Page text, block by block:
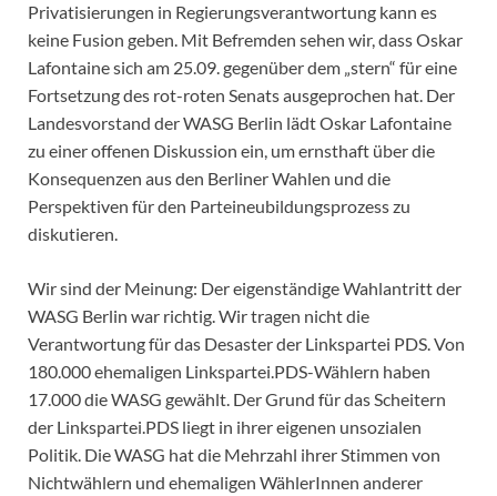
Privatisierungen in Regierungsverantwortung kann es
keine Fusion geben. Mit Befremden sehen wir, dass Oskar
Lafontaine sich am 25.09. gegenüber dem „stern“ für eine
Fortsetzung des rot-roten Senats ausgeprochen hat. Der
Landesvorstand der WASG Berlin lädt Oskar Lafontaine
zu einer offenen Diskussion ein, um ernsthaft über die
Konsequenzen aus den Berliner Wahlen und die
Perspektiven für den Parteineubildungsprozess zu
diskutieren.
Wir sind der Meinung: Der eigenständige Wahlantritt der
WASG Berlin war richtig. Wir tragen nicht die
Verantwortung für das Desaster der Linkspartei PDS. Von
180.000 ehemaligen Linkspartei.PDS-Wählern haben
17.000 die WASG gewählt. Der Grund für das Scheitern
der Linkspartei.PDS liegt in ihrer eigenen unsozialen
Politik. Die WASG hat die Mehrzahl ihrer Stimmen von
Nichtwählern und ehemaligen WählerInnen anderer